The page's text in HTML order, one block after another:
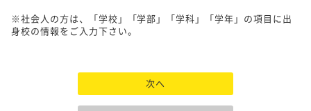
※社会人の方は、「学校」「学部」「学科」「学年」の項目に出
身校の情報をご入力下さい。
次へ